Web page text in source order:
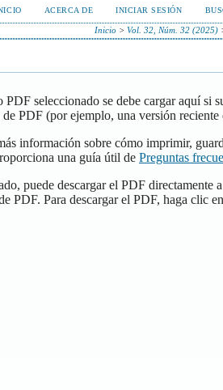
ACERCA DE INICIAR SESIÓN
Inicio >Vol. 32, Núm. 32 (2025)
PDF seleccionado se debe cargar aquí si
de PDF (por ejemplo, una versión
información sobre cómo imprimir,
una guía útil de Preguntas
puede descargar el PDF directamente
PDF. Para descargar el PDF, haga clic